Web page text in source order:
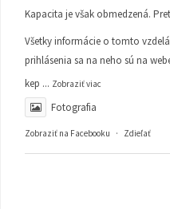
Kapacita je však obmedzená.
Všetky informácie o tomto
prihlásenia sa na neho sú na
kep ... Zobraziť viac
Fotografia
Zobraziť na Facebooku · Zdieľať